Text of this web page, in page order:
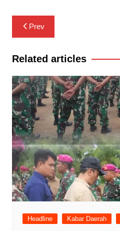
Navigasi
pos
Prev
Related articles
Headline Kabar Daerah